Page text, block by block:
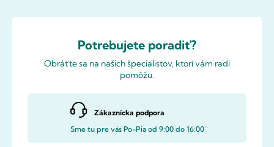
Potrebujete poradiť?
Obráťte sa na našich špecialistov, ktorí vám radi
pomôžu.
Zákaznícka podpora
Sme tu pre vás Po-Pia od 9:00 do 16:00